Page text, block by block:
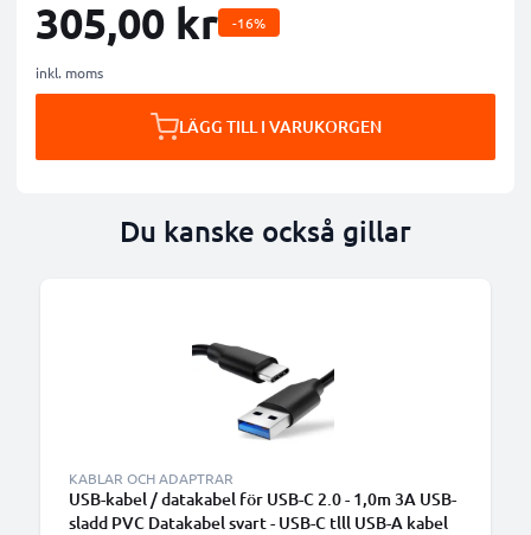
305,00 kr -16%
inkl. moms
LÄGG TILL I VARUKORGEN
Du kanske också gillar
KABLAR OCH ADAPTRAR
USB-kabel / datakabel för USB-C 2.0 - 1,0m 3A USB-
sladd PVC Datakabel svart - USB-C tlll USB-A kabel